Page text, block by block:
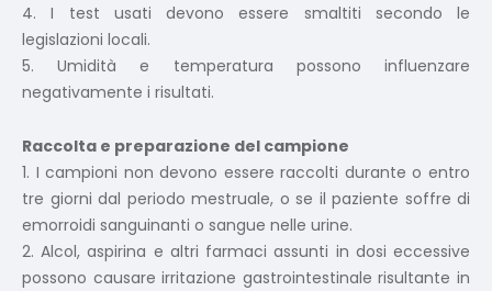
4. I test usati devono essere smaltiti secondo le
legislazioni locali.
5. Umidità e temperatura possono influenzare
negativamente i risultati.
Raccolta e preparazione del campione
1. I campioni non devono essere raccolti durante o entro
tre giorni dal periodo mestruale, o se il paziente soffre di
emorroidi sanguinanti o sangue nelle urine.
2. Alcol, aspirina e altri farmaci assunti in dosi eccessive
possono causare irritazione gastrointestinale risultante in